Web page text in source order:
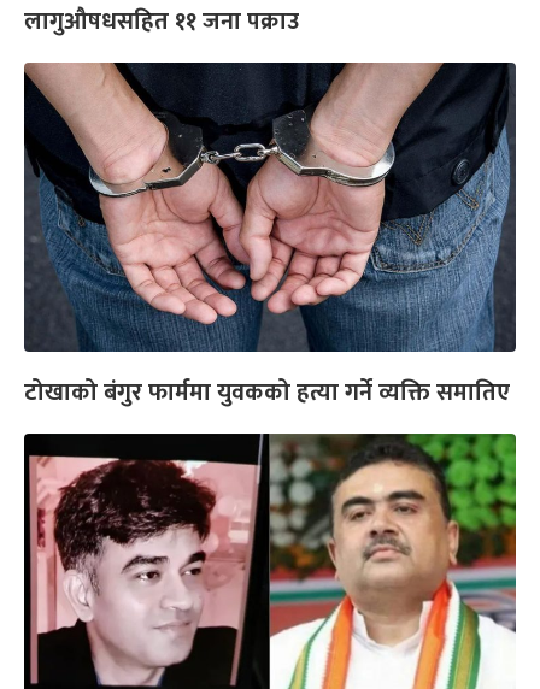
लागुऔषधसहित ११ जना पक्राउ
टोखाको बंगुर फार्ममा युवकको हत्या गर्ने व्यक्ति समातिए